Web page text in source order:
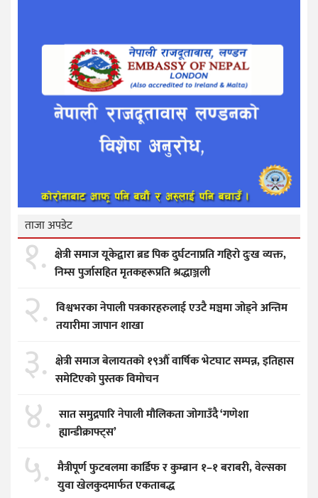
ताजा अपडेट
१. क्षेत्री समाज यूकेद्वारा ब्रड पिक दुर्घटनाप्रति गहिरो दुःख व्यक्त,
निम्स पुर्जासहित मृतकहरूप्रति श्रद्धाञ्जली
२. विश्वभरका नेपाली पत्रकारहरुलाई एउटै मञ्चमा जोड्ने अन्तिम
तयारीमा जापान शाखा
३. क्षेत्री समाज बेलायतको १९औँ वार्षिक भेटघाट सम्पन्न, इतिहास
समेटिएको पुस्तक विमोचन
४. सात समुद्रपारि नेपाली मौलिकता जोगाउँदै ‘गणेशा
ह्यान्डीक्राफ्ट्स’
५. मैत्रीपूर्ण फुटबलमा कार्डिफ र कुम्ब्रान १–१ बराबरी, वेल्सका
युवा खेलकुदमार्फत एकताबद्ध